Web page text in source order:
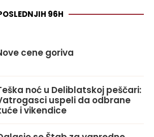
96H
cene goriva
noć u Deliblatskoj peščari:
uspeli da odbrane
i vikendice